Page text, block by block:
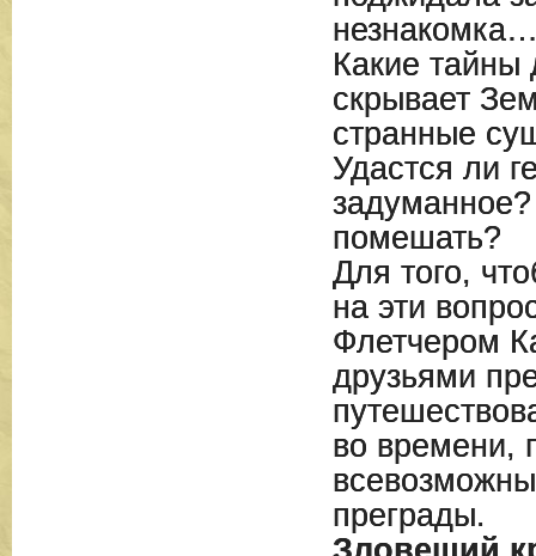
Какие тайны
скрывает
странные
Удастся ли
помешать?
Для того,
на эти
Флетчером
друзьями
во времени,
преграды.